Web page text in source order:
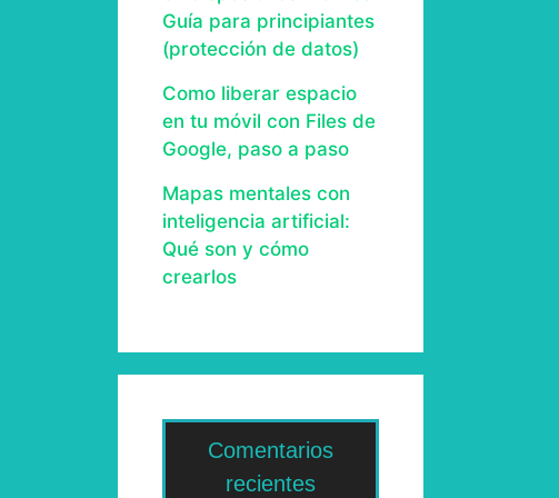
Guía para principiantes
(protección de datos)
Como liberar espacio
en tu móvil con Files de
Google, paso a paso
Mapas mentales con
inteligencia artificial:
Qué son y cómo
crearlos
Comentarios
recientes